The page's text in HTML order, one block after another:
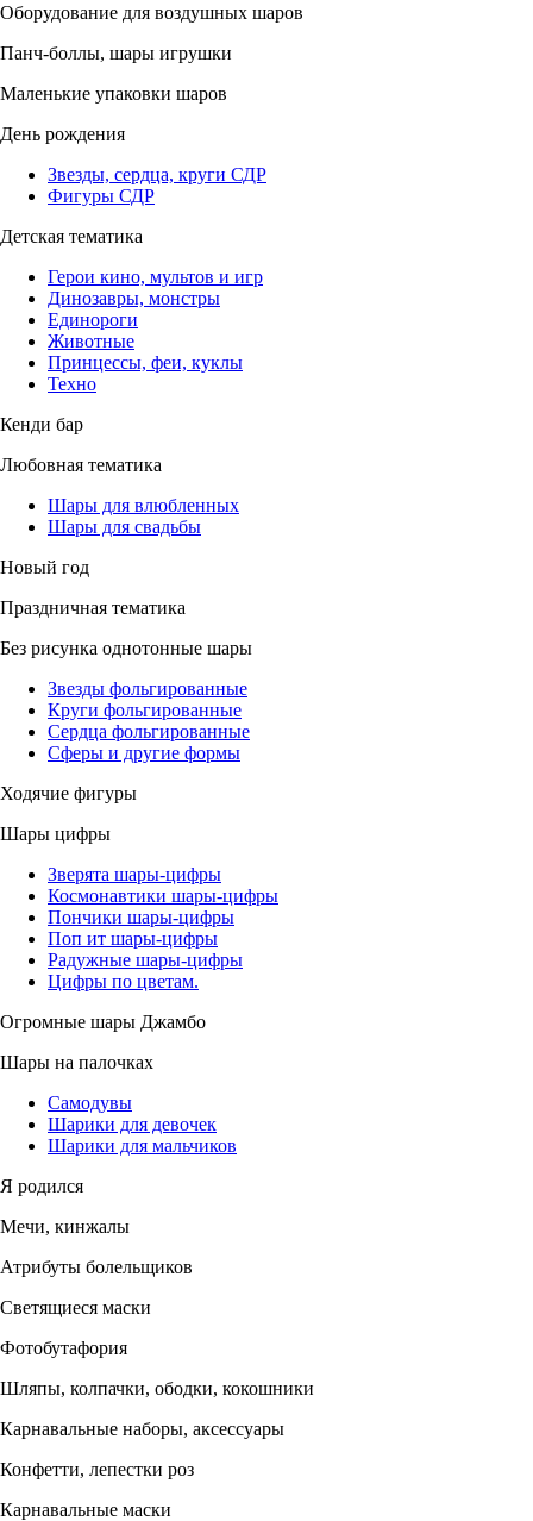
Оборудование для воздушных шаров
Панч-боллы, шары игрушки
Маленькие упаковки шаров
День рождения
Звезды, сердца, круги СДР
Фигуры СДР
Детская тематика
Герои кино, мультов и игр
Динозавры, монстры
Единороги
Животные
Принцессы, феи, куклы
Техно
Кенди бар
Любовная тематика
Шары для влюбленных
Шары для свадьбы
Новый год
Праздничная тематика
Без рисунка однотонные шары
Звезды фольгированные
Круги фольгированные
Сердца фольгированные
Сферы и другие формы
Ходячие фигуры
Шары цифры
Зверята шары-цифры
Космонавтики шары-цифры
Пончики шары-цифры
Поп ит шары-цифры
Радужные шары-цифры
Цифры по цветам.
Огромные шары Джамбо
Шары на палочках
Самодувы
Шарики для девочек
Шарики для мальчиков
Я родился
Мечи, кинжалы
Атрибуты болельщиков
Светящиеся маски
Фотобутафория
Шляпы, колпачки, ободки, кокошники
Карнавальные наборы, аксессуары
Конфетти, лепестки роз
Карнавальные маски